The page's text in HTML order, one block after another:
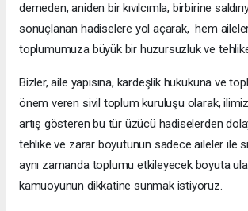
demeden, aniden bir kıvılcımla, birbirine
sonuçlanan hadiselere yol açarak, hem
toplumumuza büyük bir huzursuzluk ve tehlike
Bizler, aile yapısına, kardeşlik hukukuna ve
önem veren sivil toplum kuruluşu olarak,
artış gösteren bu tür üzücü hadiselerden
tehlike ve zarar boyutunun sadece aileler ile
aynı zamanda toplumu etkileyecek boyuta
kamuoyunun dikkatine sunmak istiyoruz.